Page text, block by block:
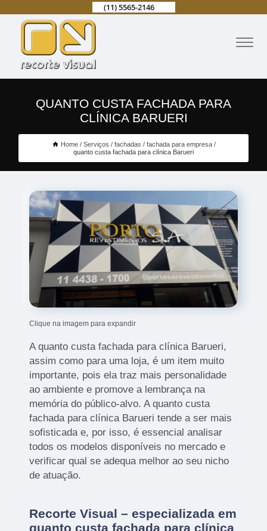
(11) 5565-2146
QUANTO CUSTA FACHADA PARA
CLÍNICA BARUERI
Home Serviços fachadas
fachada para empresa
quanto custa fachada para clínica Barueri
Clique na imagem para expandir
A quanto custa fachada para clínica Barueri,
assim como para uma loja, é um item muito
importante, pois ela traz mais personalidade
ao ambiente e promove a lembrança na
memória do público-alvo. A quanto custa
fachada para clínica Barueri tende a ser mais
sofisticada e, por isso, é essencial analisar
todos os modelos disponíveis no mercado e
verificar qual se adequa melhor ao seu nicho
de atuação.
Recorte Visual – especializada em
quanto custa fachada para clínica